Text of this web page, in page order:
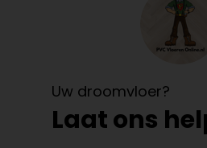
Uw droomvloer?
Laat ons